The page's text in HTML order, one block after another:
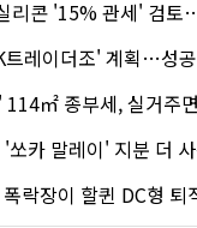
콘 '15% 관세' 검토…한화
트레이더조' 계획…성
㎡ 종부세, 실거주면 줄
쏘카 말레이' 지분 더
장이 할퀸 DC형 퇴직연